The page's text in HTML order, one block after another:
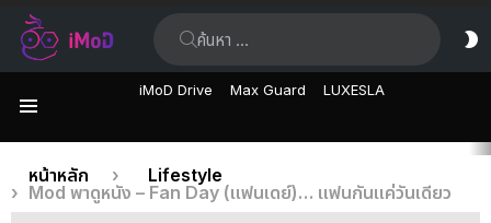
iMoD Drive Max Guard LUXESLA
เรื่อง
ล่าสุด
คุณอยู่ที่นี่:
หน้าหลัก
Lifestyle
Mod พาดูหนัง – Fan Day (แฟนเดย์)… แฟนกันแค่วันเดียว